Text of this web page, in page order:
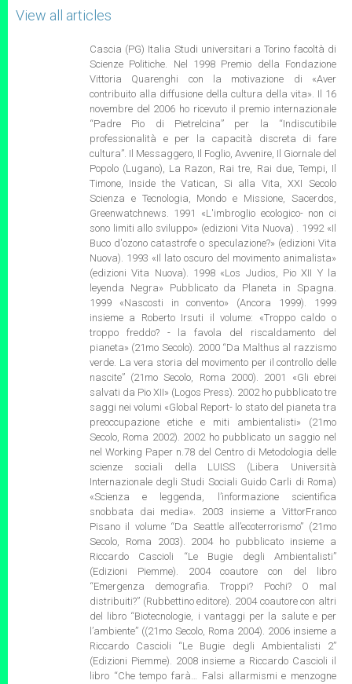
View all articles
Cascia (PG) Italia Studi universitari a Torino facoltà di
Scienze Politiche. Nel 1998 Premio della Fondazione
Vittoria Quarenghi con la motivazione di «Aver
contribuito alla diffusione della cultura della vita». Il 16
novembre del 2006 ho ricevuto il premio internazionale
“Padre Pio di Pietrelcina” per la “Indiscutibile
professionalità e per la capacità discreta di fare
cultura”. Il Messaggero, Il Foglio, Avvenire, Il Giornale del
Popolo (Lugano), La Razon, Rai tre, Rai due, Tempi, Il
Timone, Inside the Vatican, Si alla Vita, XXI Secolo
Scienza e Tecnologia, Mondo e Missione, Sacerdos,
Greenwatchnews. 1991 «L'imbroglio ecologico- non ci
sono limiti allo sviluppo» (edizioni Vita Nuova) . 1992 «Il
Buco d'ozono catastrofe o speculazione?» (edizioni Vita
Nuova). 1993 «Il lato oscuro del movimento animalista»
(edizioni Vita Nuova). 1998 «Los Judios, Pio XII Y la
leyenda Negra» Pubblicato da Planeta in Spagna.
1999 «Nascosti in convento» (Ancora 1999). 1999
insieme a Roberto Irsuti il volume: «Troppo caldo o
troppo freddo? - la favola del riscaldamento del
pianeta» (21mo Secolo). 2000 “Da Malthus al razzismo
verde. La vera storia del movimento per il controllo delle
nascite” (21mo Secolo, Roma 2000). 2001 «Gli ebrei
salvati da Pio XII» (Logos Press). 2002 ho pubblicato tre
saggi nei volumi «Global Report- lo stato del pianeta tra
preoccupazione etiche e miti ambientalisti» (21mo
Secolo, Roma 2002). 2002 ho pubblicato un saggio nel
nel Working Paper n.78 del Centro di Metodologia delle
scienze sociali della LUISS (Libera Università
Internazionale degli Studi Sociali Guido Carli di Roma)
«Scienza e leggenda, l’informazione scientifica
snobbata dai media». 2003 insieme a VittorFranco
Pisano il volume “Da Seattle all’ecoterrorismo” (21mo
Secolo, Roma 2003). 2004 ho pubblicato insieme a
Riccardo Cascioli “Le Bugie degli Ambientalisti”
(Edizioni Piemme). 2004 coautore con del libro
“Emergenza demografia. Troppi? Pochi? O mal
distribuiti?” (Rubbettino editore). 2004 coautore con altri
del libro “Biotecnologie, i vantaggi per la salute e per
l’ambiente” ((21mo Secolo, Roma 2004). 2006 insieme a
Riccardo Cascioli “Le Bugie degli Ambientalisti 2”
(Edizioni Piemme). 2008 insieme a Riccardo Cascioli il
libro “Che tempo farà… Falsi allarmismi e menzogne